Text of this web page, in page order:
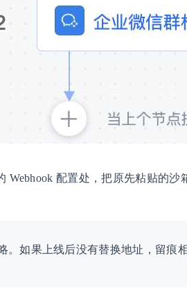
Webhook 配置处，把原先粘贴的沙
。如果上线后没有替换地址，留痕